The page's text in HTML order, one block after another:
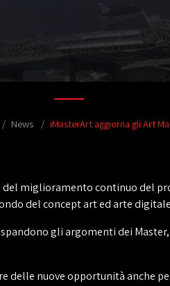
News iMasterArt aggiorna gli Art
miglioramento continuo del
del concept art ed arte
gli argomenti dei
delle nuove opportunità anche